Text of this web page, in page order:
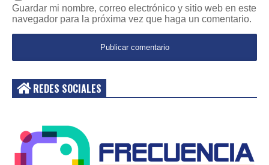
Guardar mi nombre, correo electrónico y sitio web en este
navegador para la próxima vez que haga un comentario.
REDES SOCIALES